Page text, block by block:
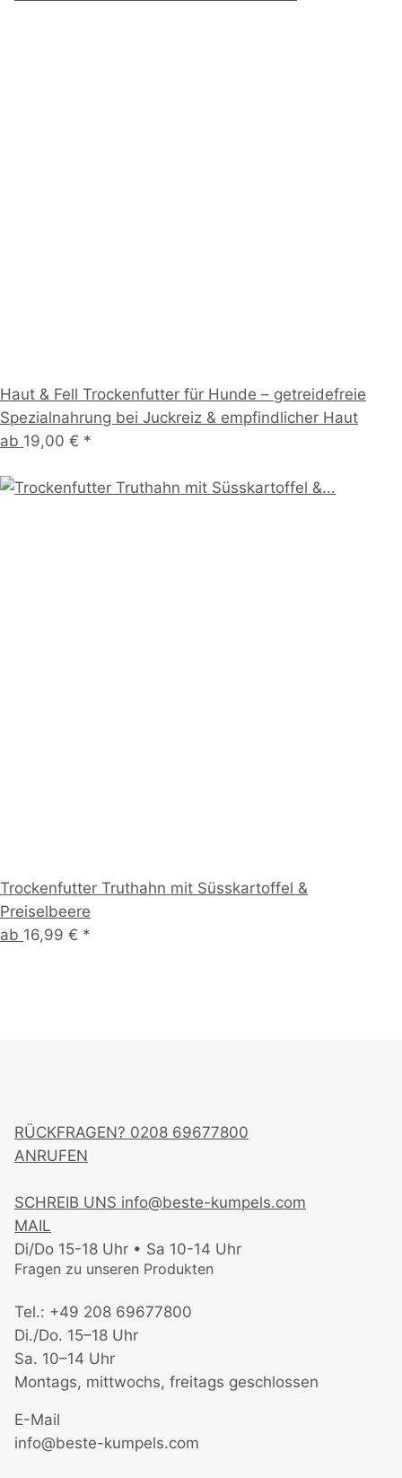
Haut & Fell Trockenfutter für Hunde – getreidefreie
Spezialnahrung bei Juckreiz & empfindlicher Haut
ab 19,00 € *
Trockenfutter Truthahn mit Süsskartoffel &
Preiselbeere
ab 16,99 € *
RÜCKFRAGEN? 0208 69677800
ANRUFEN
SCHREIB UNS info@beste-kumpels.com
MAIL
Di/Do 15-18 Uhr • Sa 10-14 Uhr
Fragen zu unseren Produkten
Tel.: +49 208 69677800
Di./Do. 15–18 Uhr
Sa. 10–14 Uhr
Montags, mittwochs, freitags geschlossen
E-Mail
info@beste-kumpels.com